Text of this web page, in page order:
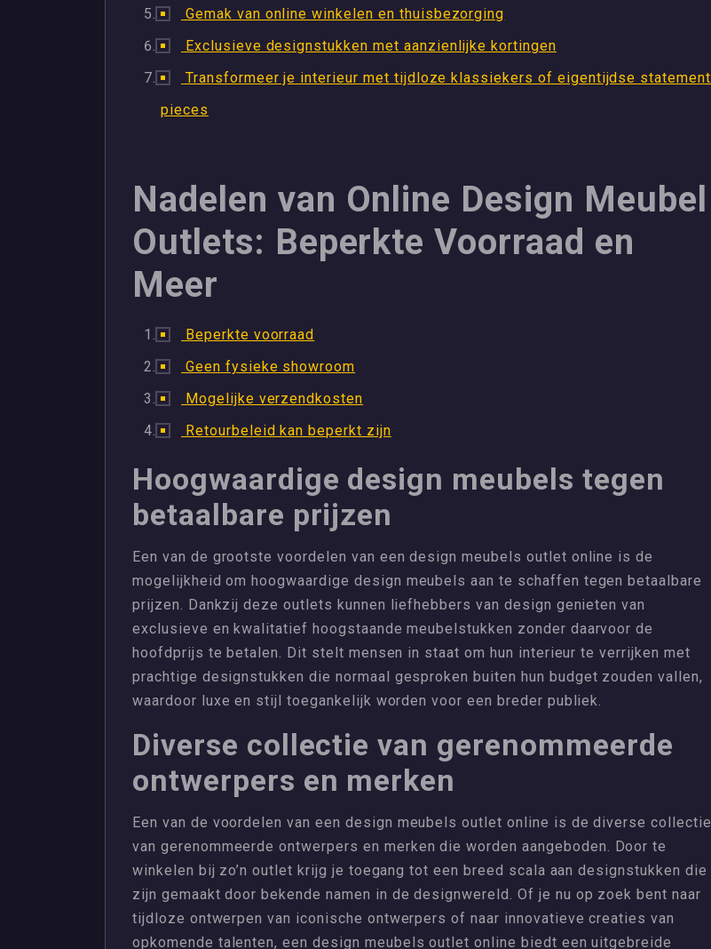
Gemak van online winkelen en thuisbezorging
Exclusieve designstukken met aanzienlijke kortingen
Transformeer je interieur met tijdloze klassiekers of eigentijdse statement
pieces
Nadelen van Online Design Meubel
Outlets: Beperkte Voorraad en
Meer
Beperkte voorraad
Geen fysieke showroom
Mogelijke verzendkosten
Retourbeleid kan beperkt zijn
Hoogwaardige design meubels tegen
betaalbare prijzen
Een van de grootste voordelen van een design meubels outlet online is de
mogelijkheid om hoogwaardige design meubels aan te schaffen tegen betaalbare
prijzen. Dankzij deze outlets kunnen liefhebbers van design genieten van
exclusieve en kwalitatief hoogstaande meubelstukken zonder daarvoor de
hoofdprijs te betalen. Dit stelt mensen in staat om hun interieur te verrijken met
prachtige designstukken die normaal gesproken buiten hun budget zouden vallen,
waardoor luxe en stijl toegankelijk worden voor een breder publiek.
Diverse collectie van gerenommeerde
ontwerpers en merken
Een van de voordelen van een design meubels outlet online is de diverse collectie
van gerenommeerde ontwerpers en merken die worden aangeboden. Door te
winkelen bij zo’n outlet krijg je toegang tot een breed scala aan designstukken die
zijn gemaakt door bekende namen in de designwereld. Of je nu op zoek bent naar
tijdloze ontwerpen van iconische ontwerpers of naar innovatieve creaties van
opkomende talenten, een design meubels outlet online biedt een uitgebreide